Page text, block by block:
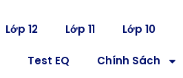
Lớp 12 Lớp 11 Lớp 10
Test EQ Chính Sách